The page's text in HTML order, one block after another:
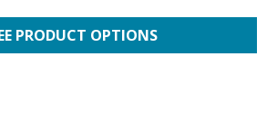
PRODUCT OPTIONS